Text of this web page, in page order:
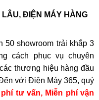
LÂU, ĐIỆN MÁY HÀNG
50 showroom trải khắp 3
cách phục vụ chuyên
thương hiệu hàng đầu
với Điện Máy 365, quý
phí tư vấn, Miễn phí vận